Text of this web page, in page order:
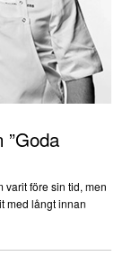
varit före sin tid, men
med långt innan